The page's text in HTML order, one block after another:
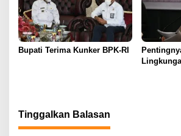
Bupati Terima Kunker BPK-RI
Tinggalkan Balasan